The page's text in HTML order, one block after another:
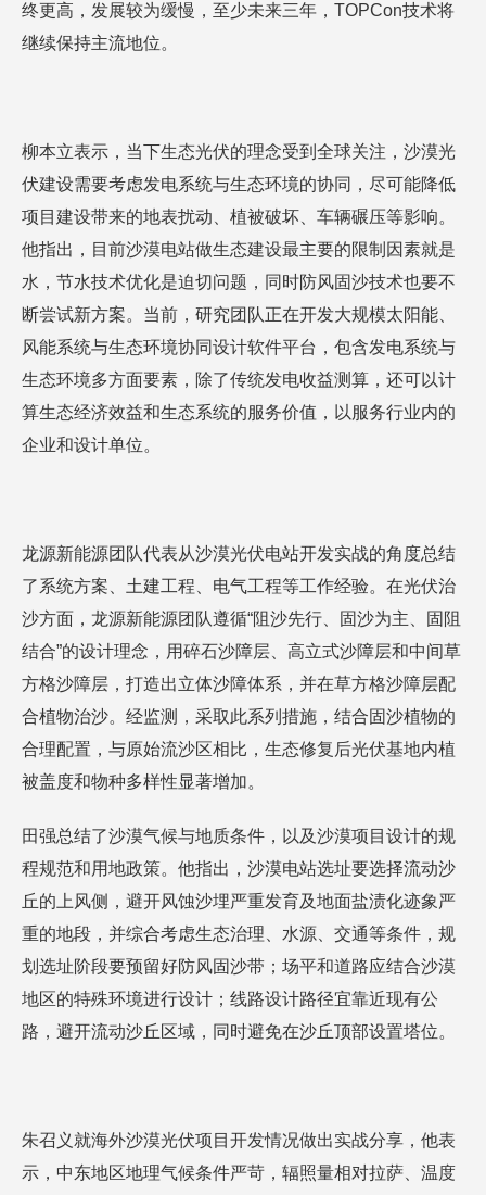
终更高，发展较为缓慢，至少未来三年，TOPCon技术将
继续保持主流地位。
柳本立表示，当下生态光伏的理念受到全球关注，沙漠光
伏建设需要考虑发电系统与生态环境的协同，尽可能降低
项目建设带来的地表扰动、植被破坏、车辆碾压等影响。
他指出，目前沙漠电站做生态建设最主要的限制因素就是
水，节水技术优化是迫切问题，同时防风固沙技术也要不
断尝试新方案。当前，研究团队正在开发大规模太阳能、
风能系统与生态环境协同设计软件平台，包含发电系统与
生态环境多方面要素，除了传统发电收益测算，还可以计
算生态经济效益和生态系统的服务价值，以服务行业内的
企业和设计单位。
龙源新能源团队代表从沙漠光伏电站开发实战的角度总结
了系统方案、土建工程、电气工程等工作经验。在光伏治
沙方面，龙源新能源团队遵循“阻沙先行、固沙为主、固阻
结合”的设计理念，用碎石沙障层、高立式沙障层和中间草
方格沙障层，打造出立体沙障体系，并在草方格沙障层配
合植物治沙。经监测，采取此系列措施，结合固沙植物的
合理配置，与原始流沙区相比，生态修复后光伏基地内植
被盖度和物种多样性显著增加。
田强总结了沙漠气候与地质条件，以及沙漠项目设计的规
程规范和用地政策。他指出，沙漠电站选址要选择流动沙
丘的上风侧，避开风蚀沙埋严重发育及地面盐渍化迹象严
重的地段，并综合考虑生态治理、水源、交通等条件，规
划选址阶段要预留好防风固沙带；场平和道路应结合沙漠
地区的特殊环境进行设计；线路设计路径宜靠近现有公
路，避开流动沙丘区域，同时避免在沙丘顶部设置塔位。
朱召义就海外沙漠光伏项目开发情况做出实战分享，他表
示，中东地区地理气候条件严苛，辐照量相对拉萨、温度